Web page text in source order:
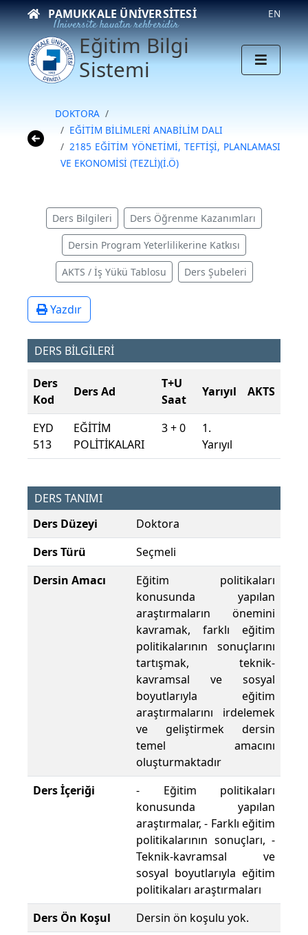
PAMUKKALE ÜNIVERSITESI
Üniversite hayatın rehberidir
EN
Eğitim Bilgi
Sistemi
DOKTORA
EĞİTİM BİLİMLERİ ANABİLİM DALI
2185 EĞİTİM YÖNETİMİ, TEFTİŞİ, PLANLAMASI
VE EKONOMİSİ (TEZLİ)(İ.Ö)
Ders Bilgileri Ders Öğrenme Kazanımları
Dersin Program Yeterlilikerine Katkısı
AKTS / İş Yükü Tablosu Ders Şubeleri
Yazdır
DERS BİLGİLERİ
Ders
Kod
Ders Ad
T+U
Saat
Yarıyıl AKTS
EYD
513
EĞİTİM
POLİTİKALARI
3 + 0
1.
Yarıyıl
DERS TANIMI
Ders Düzeyi
Doktora
Ders Türü
Seçmeli
Dersin Amacı
Eğitim politikaları
konusunda yapılan
araştırmaların önemini
kavramak, farklı eğitim
politikalarının sonuçlarını
tartışmak, teknik-
kavramsal ve sosyal
boyutlarıyla eğitim
araştırmalarını irdelemek
ve geliştirmek dersin
temel amacını
oluşturmaktadır
Ders İçeriği
- Eğitim politikaları
konusunda yapılan
araştırmalar, - Farklı eğitim
politikalarının sonuçları, -
Teknik-kavramsal ve
sosyal boyutlarıyla eğitim
politikaları araştırmaları
Ders Ön Koşul
Dersin ön koşulu yok.